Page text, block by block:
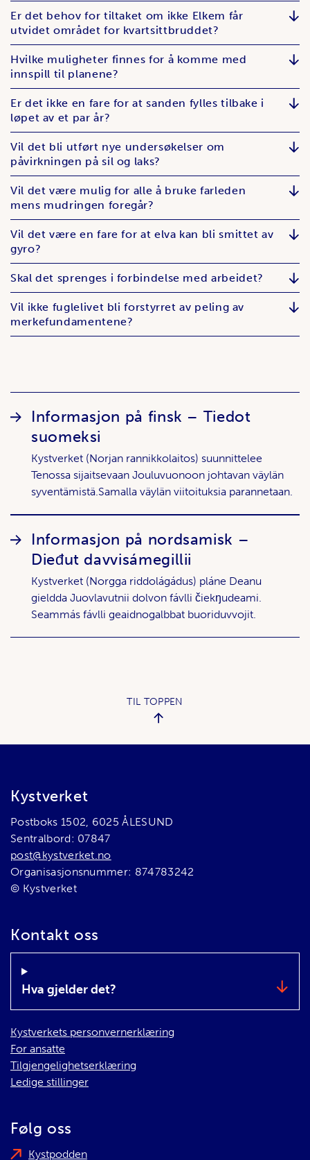
Er det behov for tiltaket om ikke Elkem får
utvidet området for kvartsittbruddet?
Hvilke muligheter finnes for å komme med
innspill til planene?
Er det ikke en fare for at sanden fylles tilbake i
løpet av et par år?
Vil det bli utført nye undersøkelser om
påvirkningen på sil og laks?
Vil det være mulig for alle å bruke farleden
mens mudringen foregår?
Vil det være en fare for at elva kan bli smittet av
gyro?
Skal det sprenges i forbindelse med arbeidet?
Vil ikke fuglelivet bli forstyrret av peling av
merkefundamentene?
Informasjon på finsk – Tiedot
suomeksi
Kystverket (Norjan rannikkolaitos) suunnittelee
Tenossa sijaitsevaan Jouluvuonoon johtavan väylän
syventämistä.Samalla väylän viitoituksia parannetaan.
Informasjon på nordsamisk –
Dieđut davvisámegillii
Kystverket (Norgga riddolágádus) pláne Deanu
gieldda Juovlavutnii dolvon fávlli čiekŋudeami.
Seammás fávlli geaidnogalbbat buoriduvvojit.
TIL TOPPEN
Bunnområde
Kystverket
Postboks 1502, 6025 ÅLESUND
Sentralbord: 07847
post@kystverket.no
Organisasjonsnummer: 874783242
© Kystverket
Kontakt oss
Hva gjelder det?
Kystverkets personvernerklæring
For ansatte
Tilgjengelighetserklæring
Ledige stillinger
Følg oss
Kystpodden